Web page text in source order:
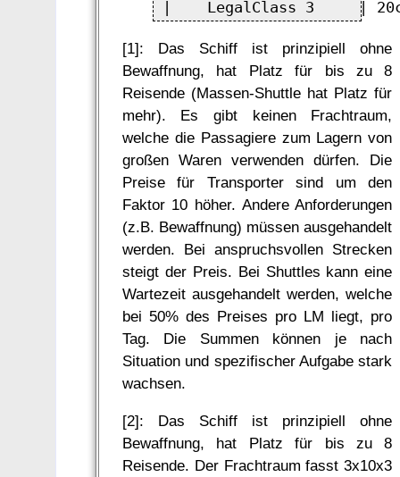
[1]: Das Schiff ist prinzipiell ohne
Bewaffnung, hat Platz für bis zu 8
Reisende (Massen-Shuttle hat Platz für
mehr). Es gibt keinen Frachtraum,
welche die Passagiere zum Lagern von
großen Waren verwenden dürfen. Die
Preise für Transporter sind um den
Faktor 10 höher. Andere Anforderungen
(z.B. Bewaffnung) müssen ausgehandelt
werden. Bei anspruchsvollen Strecken
steigt der Preis. Bei Shuttles kann eine
Wartezeit ausgehandelt werden, welche
bei 50% des Preises pro LM liegt, pro
Tag. Die Summen können je nach
Situation und spezifischer Aufgabe stark
wachsen.
[2]: Das Schiff ist prinzipiell ohne
Bewaffnung, hat Platz für bis zu 8
Reisende. Der Frachtraum fasst 3x10x3